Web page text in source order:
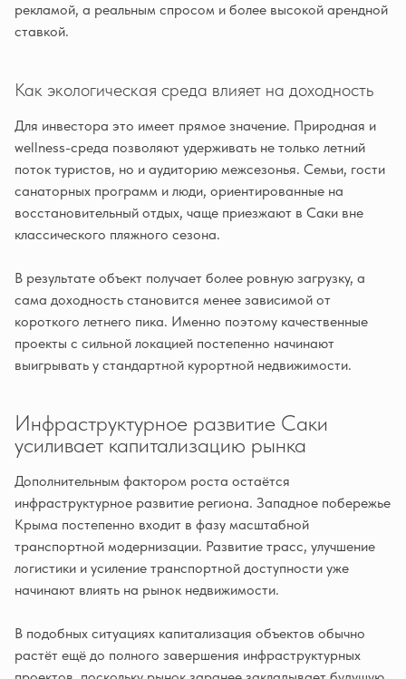
рекламой, а реальным спросом и более высокой арендной
ставкой.
Как экологическая среда влияет на доходность
Для инвестора это имеет прямое значение. Природная и
wellness-среда позволяют удерживать не только летний
поток туристов, но и аудиторию межсезонья. Семьи, гости
санаторных программ и люди, ориентированные на
восстановительный отдых, чаще приезжают в Саки вне
классического пляжного сезона.
В результате объект получает более ровную загрузку, а
сама доходность становится менее зависимой от
короткого летнего пика. Именно поэтому качественные
проекты с сильной локацией постепенно начинают
выигрывать у стандартной курортной недвижимости.
Инфраструктурное развитие Саки
усиливает капитализацию рынка
Дополнительным фактором роста остаётся
инфраструктурное развитие региона. Западное побережье
Крыма постепенно входит в фазу масштабной
транспортной модернизации. Развитие трасс, улучшение
логистики и усиление транспортной доступности уже
начинают влиять на рынок недвижимости.
В подобных ситуациях капитализация объектов обычно
растёт ещё до полного завершения инфраструктурных